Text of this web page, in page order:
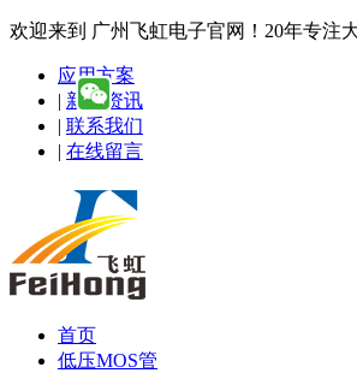
欢迎来到 广州飞虹电子官网！20年专注
应用方案
| 新闻资讯
| 联系我们
| 在线留言
首页
低压MOS管